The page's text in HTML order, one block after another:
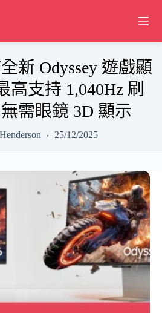
新 Odyssey 遊戲顯
高支持 1,040Hz 刷
需眼鏡 3D 顯示
Henderson 25/12/2025